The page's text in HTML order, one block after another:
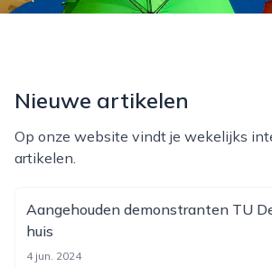
Nieuwe artikelen
Op onze website vindt je wekelijks
artikelen.
Aangehouden demonstranten TU
huis
4 jun. 2024